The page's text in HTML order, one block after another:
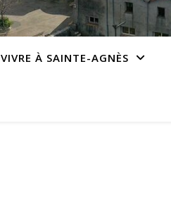
VIVRE À SAINTE-AGNÈS